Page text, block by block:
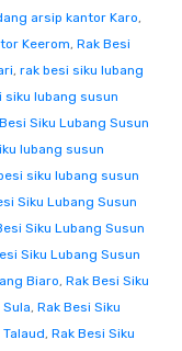
arsip kantor Karo,
Keerom, Rak Besi
, rak besi siku lubang
siku lubang susun
Siku Lubang Susun
lubang susun
siku lubang susun
Siku Lubang Susun
Siku Lubang Susun
Siku Lubang Susun
Biaro, Rak Besi Siku
, Rak Besi Siku
, Rak Besi Siku